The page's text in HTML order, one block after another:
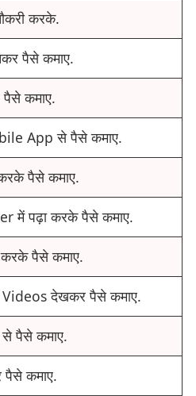
करके.
पैसे कमाए.
पैसे कमाए.
App से पैसे कमाए.
पैसे कमाए.
में पढ़ा करके पैसे कमाए.
पैसे कमाए.
देखकर पैसे कमाए.
पैसे कमाए.
कमाए.